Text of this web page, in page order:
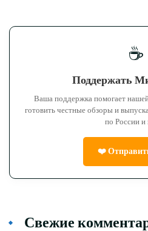
☕
Поддержать
Ваша поддержка помогает
готовить честные обзоры и
по России и
❤️
Свежие